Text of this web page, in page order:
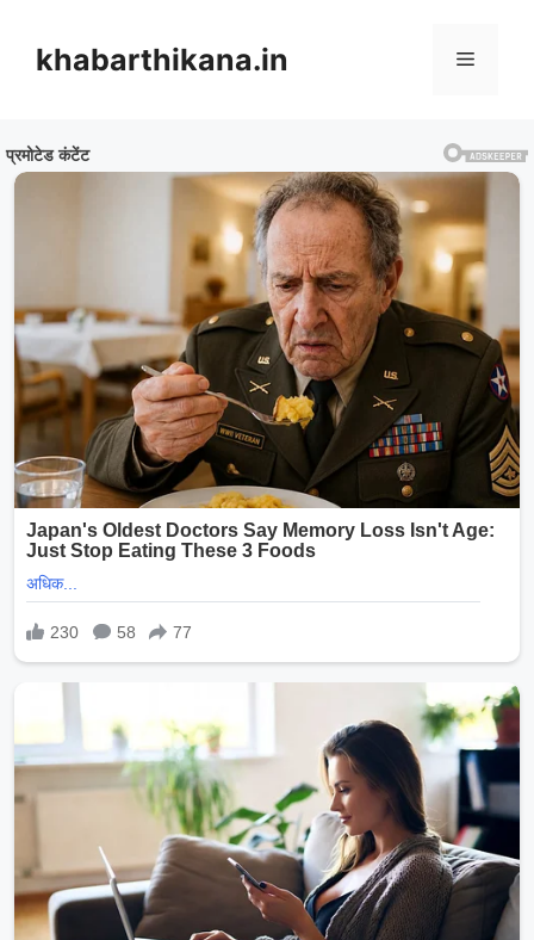
contentkhabarthikana.in Menu